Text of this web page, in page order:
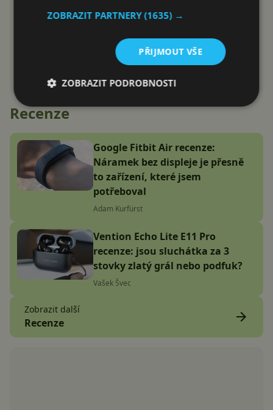
Recenze
Google Fitbit Air recenze:
Náramek bez displeje je přesně
to zařízení, které jsem
potřeboval
Adam Kurfürst
Vention Echo Lite E11 Pro
recenze: jsou sluchátka za 3
stovky zlatý grál nebo podfuk?
Vašek Švec
Zobrazit další
Recenze
ZOBRAZIT PARTNERY(1635) →
PŘIJMOUT VŠE
ZOBRAZIT PODROBNOSTI